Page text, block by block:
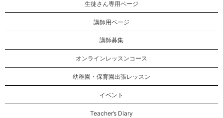
生徒さん専用ページ
講師用ページ
講師募集
オンラインレッスンコース
幼稚園・保育園出張レッスン
イベント
Teacher’s Diary